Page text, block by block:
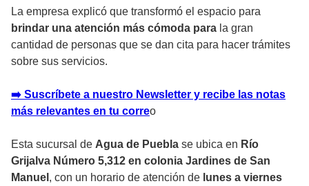
La empresa explicó que transformó el espacio para
brindar una atención más cómoda para la gran
cantidad de personas que se dan cita para hacer trámites
sobre sus servicios.
➡️ Suscríbete a nuestro Newsletter y recibe las notas
más relevantes en tu correo
Esta sucursal de Agua de Puebla se ubica en Río
Grijalva Número 5,312 en colonia Jardines de San
Manuel , con un horario de atención de lunes a viernes